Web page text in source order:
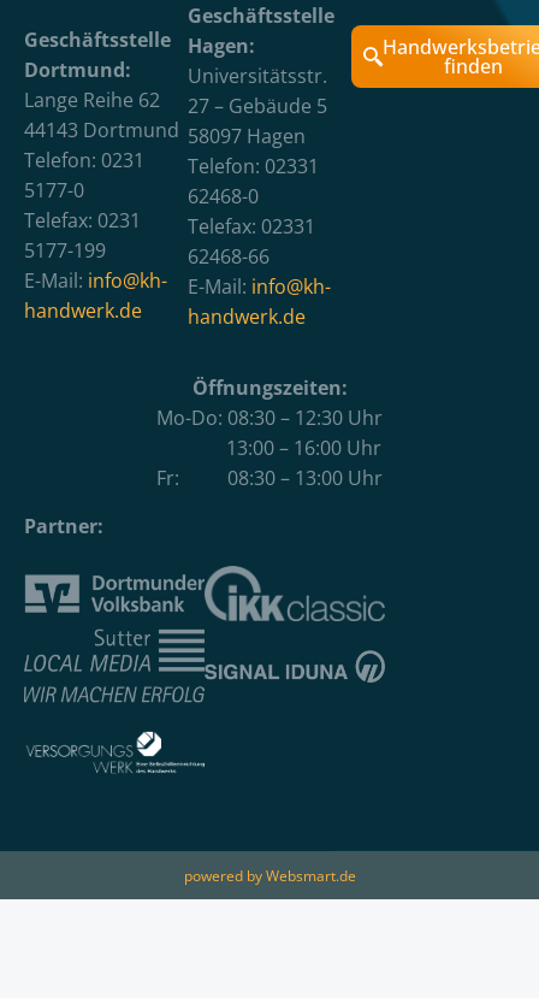
Geschäftsstelle
Dortmund:
Lange Reihe 62
44143 Dortmund
Telefon: 0231
5177-0
Telefax: 0231
5177-199
E-Mail: info@kh-
handwerk.de
Geschäftsstelle
Hagen:
Universitätsstr.
27 – Gebäude 5
58097 Hagen
Telefon: 02331
62468-0
Telefax: 02331
62468-66
E-Mail: info@kh-
handwerk.de
finden
Öffnungszeiten:
Mo-Do: 08:30 – 12:30 Uhr
13:00 – 16:00 Uhr
Fr: 08:30 – 13:00 Uhr
Partner:
powered by Websmart.de